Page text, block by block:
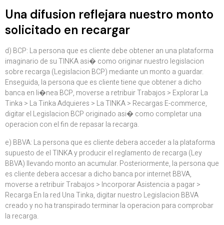
Una difusion reflejara nuestro monto
solicitado en recargar
d) BCP: La persona que es cliente debe obtener an una plataforma
imaginario de su TINKA asi� como originar nuestro legislacion
sobre recarga (Legislacion BCP) mediante un monto a guardar.
Enseguida, la persona que es cliente tiene que obtener a dicho
banca en li�nea BCP, moverse a retribuir Trabajos > Explorar La
Tinka > La Tinka Adquieres > La TINKA > Recargas E-commerce,
digitar el Legislacion BCP originado asi� como completar una
operacion con el fin de repasar la recarga.
e) BBVA: La persona que es cliente debera acceder a la plataforma
supuesto de el TINKA y producir el reglamento de recarga (Ley
BBVA) llevando monto an acumular. Posteriormente, la persona que
es cliente debera accesar a dicho banca por internet BBVA,
moverse a retribuir Trabajos > Incorporar Asistencia a pagar >
Recarga En la red Una Tinka, digitar nuestro Legislacion BBVA
creado y no ha transpirado terminar la operacion para comprobar
la recarga.